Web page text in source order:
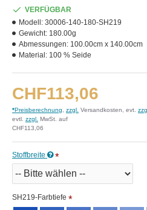
CHF113,06
*Preisberechnung zzgl. Versandkosten, evt.
evtl. zzgl. MwSt. auf
CHF113,06
VERFÜGBAR
Modell: 30006-140-180-SH219
Gewicht: 180.00g
Abmessungen: 100.00cm x 140.00cm
Material: 100 % Seide
Stoffbreite
SH219-Farbtiefe